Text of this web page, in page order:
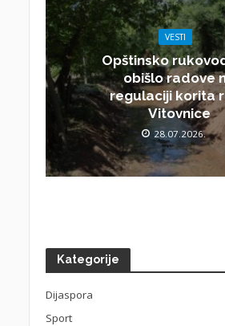
VESTI
Opštinsko
obišlo radove
regulaciji korita
Vitovnice
28.07.2026.
Kategorije
Dijaspora
Sport